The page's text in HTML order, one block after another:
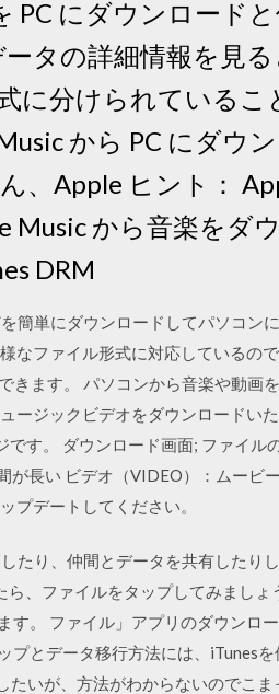
PC にダウンロード
タの詳細情報を見
に分けられているこ
から PC にダウ
、Apple ヒント：
Music から音楽をダ
DRM
簡単にダウンロードしてパソコン
なファイル形式に対応しているの
ます。 パソコンから音楽や動画
ージックビデオをダウンロードい
す。 ダウンロード画面; ファイル
長い ビデオ（VIDEO）：ムービ
プデートしてください。
たり、仲間とデータを共有したり
、ファイルをタップしてみまし
。 ファイル」アプリのダウンロ
プとデータ移行方法には、iTunes
いが、方法がわからないのでこま